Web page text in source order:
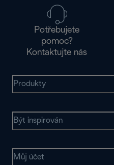
Potřebujete
pomoc?
Kontaktujte nás
Produkty
Být inspirován
Můj účet